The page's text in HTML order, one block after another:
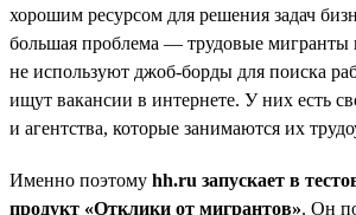
хорошим ресурсом для решения задач
большая проблема — трудовые мигранты
не используют джоб-борды для поиска
ищут вакансии в интернете. У них есть
и агентства, которые занимаются их
Именно поэтому hh.ru запускает в
продукт «Отклики от мигрантов». Он